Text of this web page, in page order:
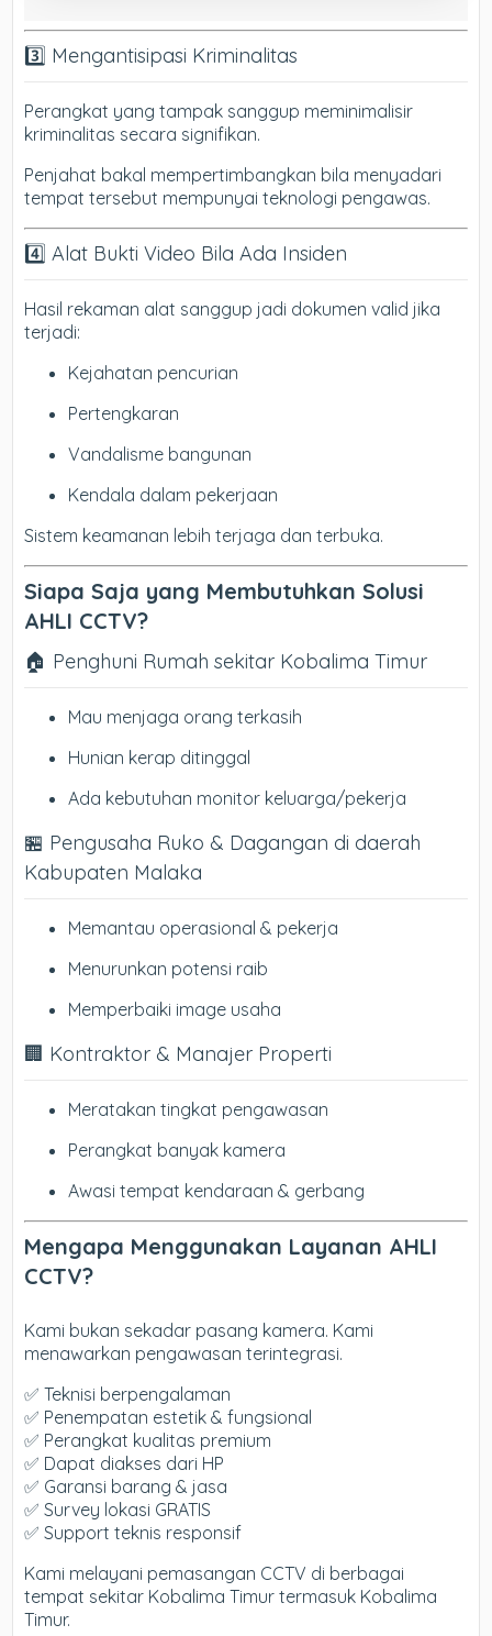
3️⃣ Mengantisipasi Kriminalitas
Perangkat yang tampak sanggup meminimalisir
kriminalitas secara signifikan.
Penjahat bakal mempertimbangkan bila menyadari
tempat tersebut mempunyai teknologi pengawas.
4️⃣ Alat Bukti Video Bila Ada Insiden
Hasil rekaman alat sanggup jadi dokumen valid jika
terjadi:
Kejahatan pencurian
Pertengkaran
Vandalisme bangunan
Kendala dalam pekerjaan
Sistem keamanan lebih terjaga dan terbuka.
Siapa Saja yang Membutuhkan Solusi
AHLI CCTV?
🏠 Penghuni Rumah sekitar Kobalima Timur
Mau menjaga orang terkasih
Hunian kerap ditinggal
Ada kebutuhan monitor keluarga/pekerja
🏪 Pengusaha Ruko & Dagangan di daerah
Kabupaten Malaka
Memantau operasional & pekerja
Menurunkan potensi raib
Memperbaiki image usaha
🏢 Kontraktor & Manajer Properti
Meratakan tingkat pengawasan
Perangkat banyak kamera
Awasi tempat kendaraan & gerbang
Mengapa Menggunakan Layanan AHLI
CCTV?
Kami bukan sekadar pasang kamera. Kami
menawarkan pengawasan terintegrasi.
✅ Teknisi berpengalaman
✅ Penempatan estetik & fungsional
✅ Perangkat kualitas premium
✅ Dapat diakses dari HP
✅ Garansi barang & jasa
✅ Survey lokasi GRATIS
✅ Support teknis responsif
Kami melayani pemasangan CCTV di berbagai
tempat sekitar Kobalima Timur termasuk Kobalima
Timur.